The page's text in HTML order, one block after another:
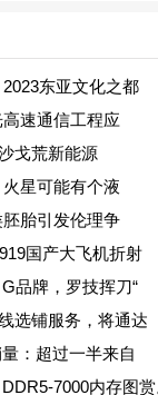
东亚文化之都
速通信工程应
戈荒新能源
星可能有个液
胎引发伦理争
国产大飞机折射
品牌，罗技挥刀“
选铺服务，将通达
：超过一半来自
7000内存图